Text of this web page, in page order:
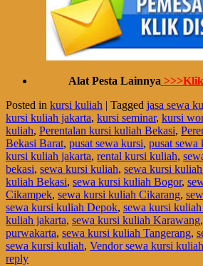
Alat Pesta Lainnya
Posted in kursi kuliah | Tagged jasa sewa
kursi kuliah jakarta, kursi seminar, kursi
kuliah, Perentalan kursi kuliah Bekasi,
Bekasi Barat, pusat sewa kursi, pusat sewa
kursi kuliah jakarta, rental kursi kuliah,
bekasi, sewa kursi kuliah, sewa kursi
kuliah Bekasi, sewa kursi kuliah Bogor,
Cikampek, sewa kursi kuliah Cikarang,
sewa kursi kuliah Depok, sewa kursi
kuliah jakarta, sewa kursi kuliah Karawang,
purwakarta, sewa kursi kuliah Tangerang,
sewa kursi kuliah, Vendor sewa kursi
reply